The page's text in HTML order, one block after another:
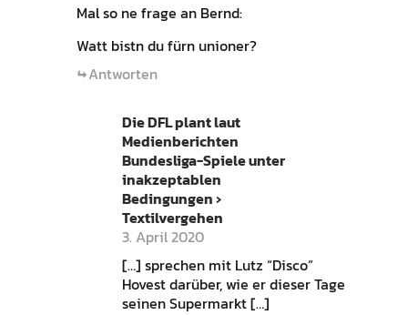
Mal so ne frage an Bernd:
Watt bistn du fürn unioner?
Antworten
Die DFL plant laut
Medienberichten
Bundesliga-Spiele unter
inakzeptablen
Bedingungen ›
Textilvergehen
3. April 2020
[…] sprechen mit Lutz “Disco”
Hovest darüber, wie er dieser Tage
seinen Supermarkt […]